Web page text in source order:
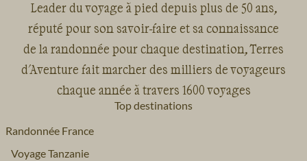
Leader du voyage à pied depuis plus de 50 ans,
réputé pour son savoir-faire et sa connaissance
de la randonnée pour chaque destination, Terres
d'Aventure fait marcher des milliers de voyageurs
chaque année à travers 1600 voyages
Top destinations
Randonnée France
Voyage Tanzanie